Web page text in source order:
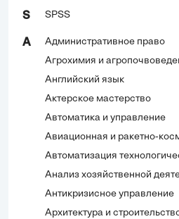
S SPSS
А
Административное право
Агрохимия и
Английский язык
Актерское мастерство
Автоматика и управление
Авиационная и ракетно-
Автоматизация
Анализ хозяйственной
Антикризисное управление
Архитектура и